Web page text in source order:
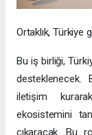
Ortaklık, Türkiye
Bu iş birliği,
desteklenecek.
iletişim
ekosistemini
çıkaracak. Bu